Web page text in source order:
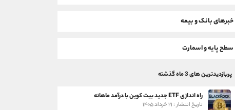
خبرهای بانک و بیمه
سطح پایه و اسمارت
پربازدیدترین های 3 ماه گذشته
راه اندازی ETF جدید بیت کوین با درآمد ماهانه
تاریخ انتشار : ۲۱ خرداد ۱۴۰۵